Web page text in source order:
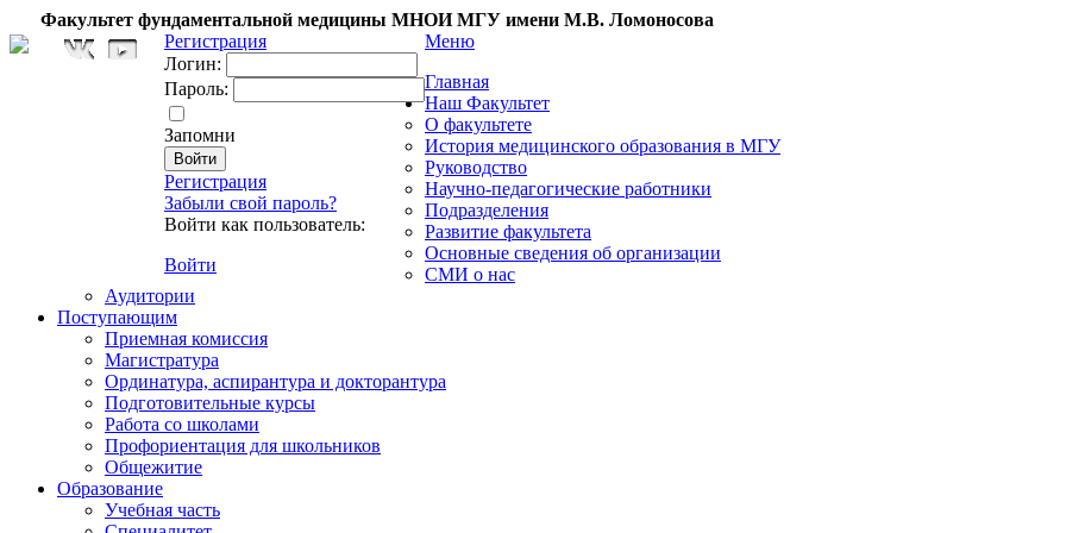
Факультет фундаментальной медицины МНОИ МГУ имени М.В. Ломоносова
Регистрация
Логин:
Пароль:
Запомни
Регистрация
Забыли свой пароль?
Войти как пользователь:
Войти
Меню
Главная
Наш Факультет
О факультете
История медицинского образования в МГУ
Руководство
Научно-педагогические работники
Подразделения
Развитие факультета
Основные сведения об организации
СМИ о нас
Аудитории
Поступающим
Приемная комиссия
Магистратура
Ординатура, аспирантура и докторантура
Подготовительные курсы
Работа со школами
Профориентация для школьников
Общежитие
Образование
Учебная часть